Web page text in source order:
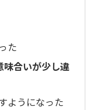
た
味合いが少し違
ようになった